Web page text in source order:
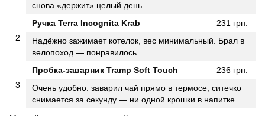
снова «держит» целый день.
2
Ручка Terra Incognita Krab
231 грн.
Надёжно зажимает котелок, вес минимальный. Брал в
велопоход — понравилось.
3
Пробка-заварник Tramp Soft Touch
236 грн.
Очень удобно: заварил чай прямо в термосе, ситечко
снимается за секунду — ни одной крошки в напитке.